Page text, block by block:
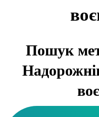
Пошук